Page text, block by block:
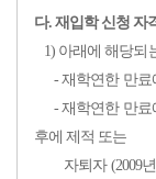
다. 재입학 신청 자
1) 아래에 해당되
- 재학연한 만료
- 재학연한 만
후에 제적 또는
자퇴자 (2009